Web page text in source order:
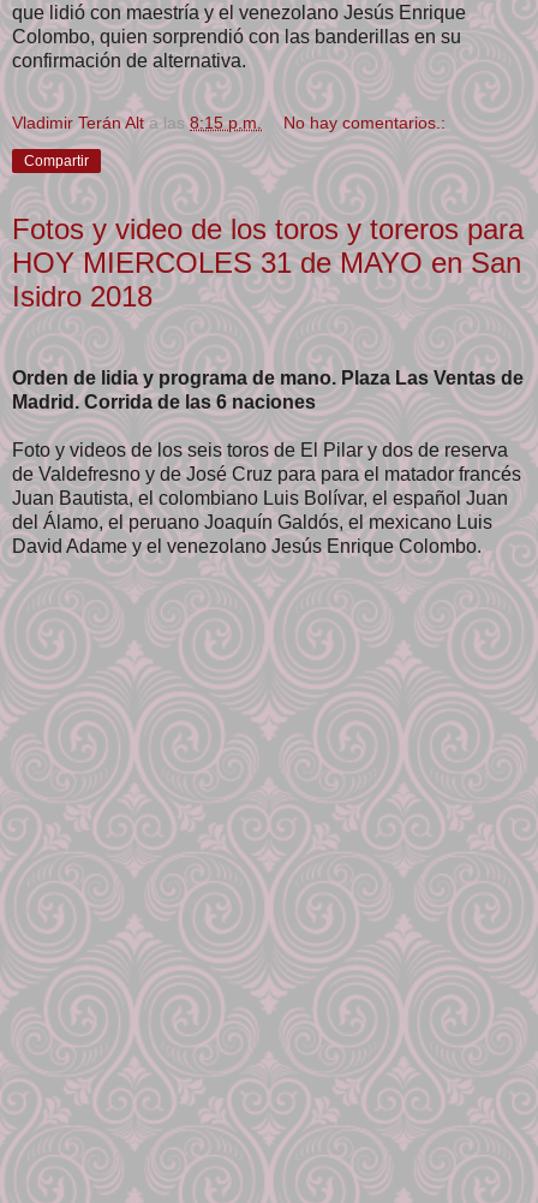
que lidió con maestría y el venezolano Jesús Enrique
Colombo, quien sorprendió con las banderillas en su
confirmación de alternativa.
Vladimir Terán Alt a las8:15 p.m. No hay comentarios.:
Compartir
Fotos y video de los toros y toreros para
HOY MIERCOLES 31 de MAYO en San
Isidro 2018
Orden de lidia y programa de mano. Plaza Las Ventas de
Madrid. Corrida de las 6 naciones
Foto y videos de los seis toros de El Pilar y dos de reserva
de Valdefresno y de José Cruz para para el matador francés
Juan Bautista, el colombiano Luis Bolívar, el español Juan
del Álamo, el peruano Joaquín Galdós, el mexicano Luis
David Adame y el venezolano Jesús Enrique Colombo.